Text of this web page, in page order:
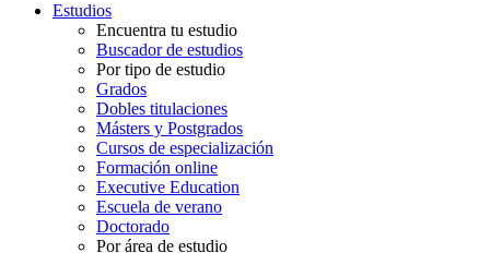
Estudios
Encuentra tu estudio
Buscador de estudios
Por tipo de estudio
Grados
Dobles titulaciones
Másters y Postgrados
Cursos de especialización
Formación online
Executive Education
Escuela de verano
Doctorado
Por área de estudio